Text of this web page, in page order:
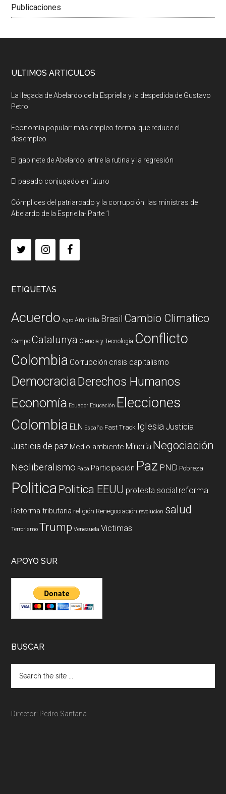
Publicaciones
ULTIMOS ARTICULOS
La llegada de Abelardo de la Espriella y la despedida de Gustavo
Petro
Economía popular: más empleo formal que reduce el
desempleo
El gabinete de Abelardo: entre la rutina y la regresión
El pasado conjugado en futuro
Cómplices del patriarcado y la corrupción: las ministras de
Abelardo de la Espriella- Parte 1
ETIQUETAS
Acuerdo Agro Amnistia Brasil Cambio Climatico
Campo Catalunya Ciencia y Tecnología Conflicto
Colombia Corrupción crisis capitalismo
DemocraciaDerechos Humanos
Economía Ecuador Educación Elecciones
Colombia ELN España Fast Track Iglesia Justicia
Justicia de paz Medio ambiente Mineria Negociación
Neoliberalismo Papa Participación Paz PND Pobreza
PoliticaPolitica EEUU protesta social reforma
Reforma tributaria religión Renegociación revolucion salud
Terrorismo Trump Venezuela Victimas
APOYO SUR
BUSCAR
Director: Pedro Santana